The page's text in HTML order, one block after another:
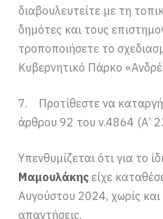
διαβουλευτείτε με τη
δημότες και τους
τροποποιήσετε το
Κυβερνητικό Πάρκο
7. Προτίθεστε να
άρθρου 92 του ν.4864 (Α’
Υπενθυμίζεται ότι για το
Μαμουλάκης είχε
Αυγούστου 2024, χωρίς και
απαντήσεις.